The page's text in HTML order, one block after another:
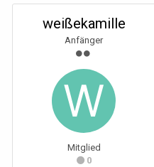
weißekamille
Anfänger
Mitglied
0